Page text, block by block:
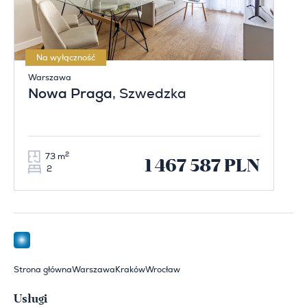
Na wyłączność
Warszawa
Nowa Praga, Szwedzka
73 m2
2 1 467 587 PLN
Strona głównaWarszawa KrakówWrocław
Usługi